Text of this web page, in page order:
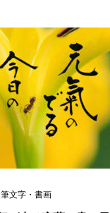
筆文字・書画